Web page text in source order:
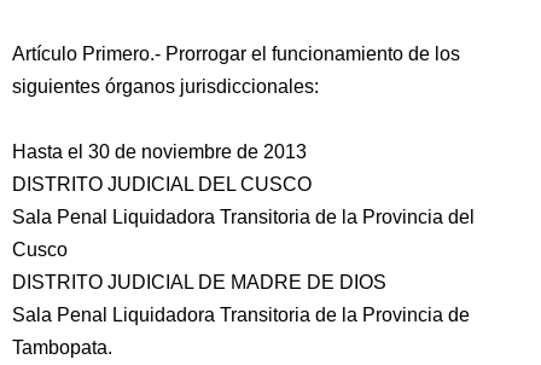
Artículo Primero.- Prorrogar el funcionamiento de los
siguientes órganos jurisdiccionales:
Hasta el 30 de noviembre de 2013
DISTRITO JUDICIAL DEL CUSCO
Sala Penal Liquidadora Transitoria de la Provincia del
Cusco
DISTRITO JUDICIAL DE MADRE DE DIOS
Sala Penal Liquidadora Transitoria de la Provincia de
Tambopata.